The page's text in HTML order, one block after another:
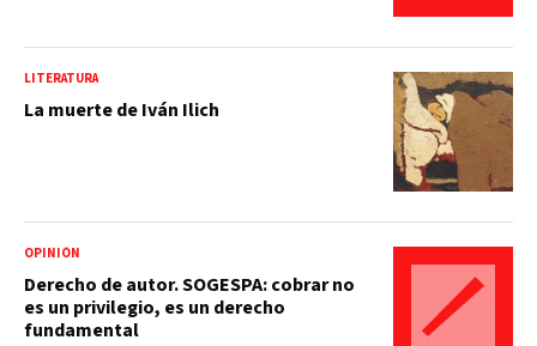
LITERATURA
La muerte de Iván Ilich
OPINIÓN
Derecho de autor. SOGESPA: cobrar no
es un privilegio, es un derecho
fundamental